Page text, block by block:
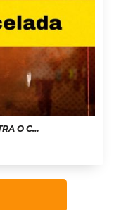
CORRIDA E CAMINHADA CONTRA O CÂNCER ACADEMIA 470